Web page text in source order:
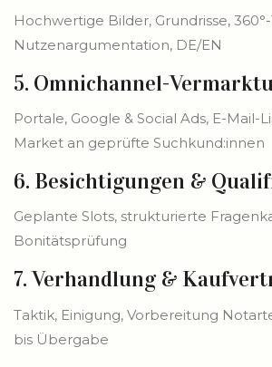
Hochwertige Bilder, Grundrisse,
Nutzenargumentation, DE/EN
5. Omnichannel-
Portale, Google & Social Ads, E-Mail-
Market an geprüfte Suchkund:innen
6. Besichtigungen &
Geplante Slots, strukturierte
Bonitätsprüfung
7. Verhandlung &
Taktik, Einigung, Vorbereitung
bis Übergabe